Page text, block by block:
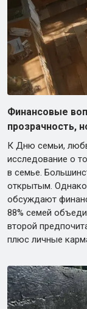
Финансовые
прозрачность,
К Дню семьи,
исследование о
в семье.
открытым. Однако
обсуждают
88% семей
второй
плюс личные